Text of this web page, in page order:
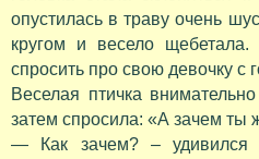
опустилась в траву очень
кругом и весело
спросить про свою девочку с
Веселая птичка
затем спросила: «А зачем ты
— Как зачем? – удивился